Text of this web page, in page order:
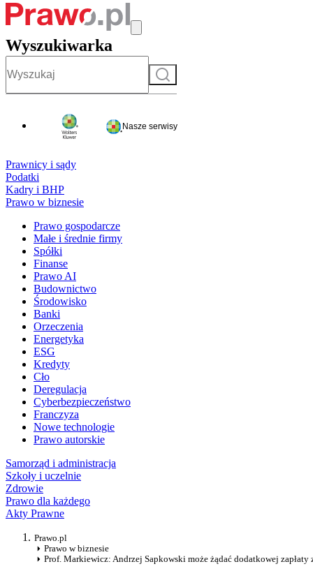
Wyszukiwarka
Szukaj
Nasze serwisy
Prawnicy i sądy
Podatki
Kadry i BHP
Prawo w biznesie
Prawo gospodarcze
Małe i średnie firmy
Spółki
Finanse
Prawo AI
Budownictwo
Środowisko
Banki
Orzeczenia
Energetyka
ESG
Kredyty
Cło
Deregulacja
Cyberbezpieczeństwo
Franczyza
Nowe technologie
Prawo autorskie
Samorząd i administracja
Szkoły i uczelnie
Zdrowie
Prawo dla każdego
Akty Prawne
Prawo.pl
Prawo w biznesie
Prof. Markiewicz: Andrzej Sapkowski może żądać dodatkowej zapłaty